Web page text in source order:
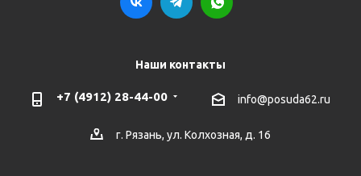
Наши контакты
+7 (4912) 28-44-00 info@posuda62.ru
г. Рязань, ул. Колхозная, д. 16